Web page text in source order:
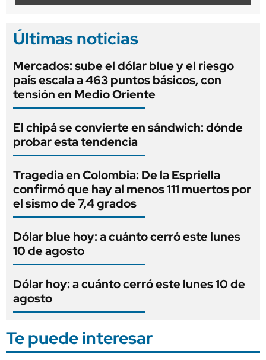
Últimas noticias
Mercados: sube el dólar blue y el riesgo
país escala a 463 puntos básicos, con
tensión en Medio Oriente
El chipá se convierte en sándwich: dónde
probar esta tendencia
Tragedia en Colombia: De la Espriella
confirmó que hay al menos 111 muertos por
el sismo de 7,4 grados
Dólar blue hoy: a cuánto cerró este lunes
10 de agosto
Dólar hoy: a cuánto cerró este lunes 10 de
agosto
Te puede interesar